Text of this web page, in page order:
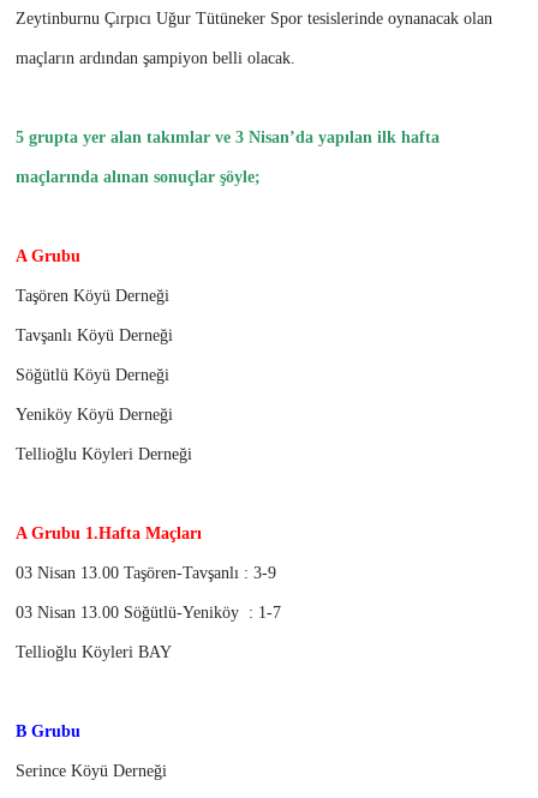
Zeytinburnu Çırpıcı Uğur Tütüneker Spor tesislerinde oynanacak olan
maçların ardından şampiyon belli olacak.
5 grupta yer alan takımlar ve 3 Nisan’da yapılan ilk hafta
maçlarında alınan sonuçlar şöyle;
A Grubu
Taşören Köyü Derneği
Tavşanlı Köyü Derneği
Söğütlü Köyü Derneği
Yeniköy Köyü Derneği
Tellioğlu Köyleri Derneği
A Grubu 1.Hafta Maçları
03 Nisan 13.00 Taşören-Tavşanlı : 3-9
03 Nisan 13.00 Söğütlü-Yeniköy : 1-7
Tellioğlu Köyleri BAY
B Grubu
Serince Köyü Derneği